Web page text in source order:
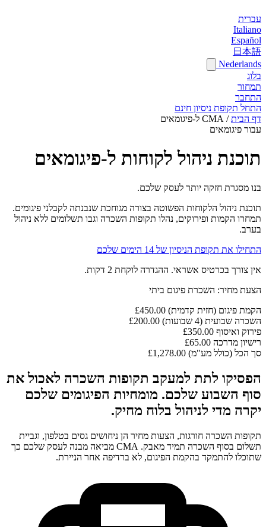
עברית
Italiano
Español
日本語
Nederlands
בלוג
תמחור
התחבר
התחל תקופת ניסיון חינם
דף הבית / CMA ל-פיגומאים
עבור פיגומאים
תוכנת ניהול לקוחות ל-פיגומאים
בנו מסגרת חזקה יותר לעסק שלכם.
תוכנת ניהול הלקוחות הפשוטה בצורה מגוחכת שנבנתה לקבלני פיגומים.
תמחרו הקמות ופירוקים, נהלו תקופות השכרה וגבו תשלומים ללא ניהול
בערב.
התחילו את תקופת הניסיון של 14 הימים שלכם
אין צורך בכרטיס אשראי. ההגדרה לוקחת 2 דקות.
הצעת מחיר: השכרת פיגום ביתי
הקמת פיגום (חזית קדמית) £450.00
השכרה שבועית (4 שבועות)
£200.00
פירוק ואיסוף £350.00
רישיון מדרכה £65.00
סך הכל (כולל מע"מ) £1,278.00
הפסיקו לתת למעקב תקופות השכרה לאכול את
סוף השבוע שלכם. מומחיות הפיגומים שלכם
יקרה מדי לניהול בלוח מחיק.
תקופות השכרה חורגות, הצעות מחיר הן ניחושים גסים בטלפון, וגביית
תשלום בסוף השכרה תמיד מאבק. CMA מביאה מבנה לעסק שלכם כך
שתוכלו להתמקד בהקמת הפיגום, לא ברדיפה אחר הניירת.